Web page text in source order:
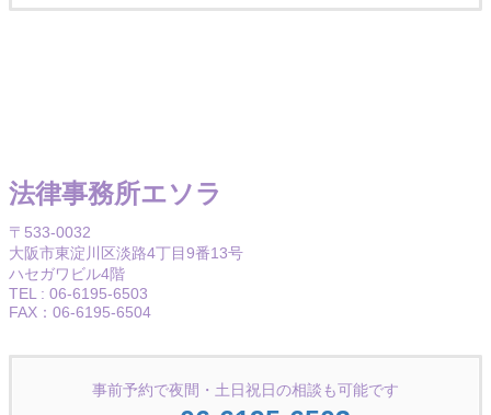
法律事務所エソラ
〒533-0032
大阪市東淀川区淡路4丁目9番13号
ハセガワビル4階
TEL : 06-6195-6503
FAX：06-6195-6504
事前予約で夜間・土日祝日の相談も可能です